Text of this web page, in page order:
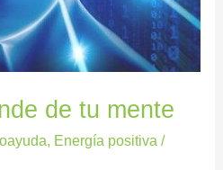
de tu mente
, Energía positiva /